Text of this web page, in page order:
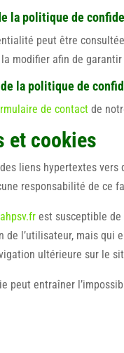
la politique de
peut être
modifier afin de
la politique de
de contact de
et cookies
liens hypertextes vers
responsabilité de ce
est susceptible de
de l’utilisateur, mais
ultérieure sur le
peut entraîner